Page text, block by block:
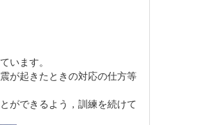
います。
が起きたときの対応の仕方等
ができるよう，訓練を続けて